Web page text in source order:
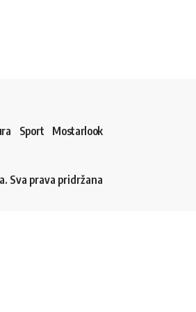
Sport Mostarlook
Sva prava pridržana